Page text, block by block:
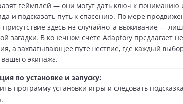
геймплей — они могут дать ключ к
и подсказать путь к спасению. По мере
присутствие здесь не случайно, а выживание —
загадки. В конечном счёте Adaptory предлагает
а захватывающее путешествие, где каждый
экипажа.
по установке и запуску:
программу установки игры и следовать